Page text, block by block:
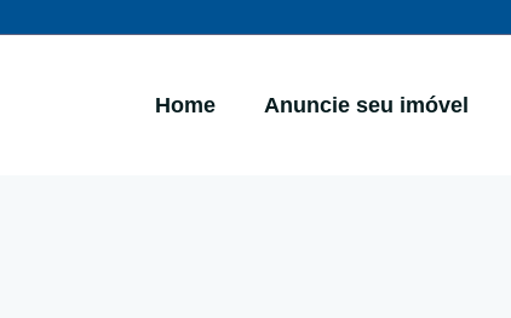
Home Anuncie seu imóvel